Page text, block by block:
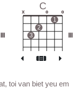
C
x
3
2
o
1
o
toi van biet yeu em